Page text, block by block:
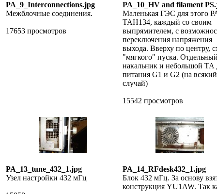
PA_9_Interconnections.jpg
Межблочные соединения.
17653 просмотров
PA_10_HV and filament
Маленькая ГЭС для этого
ТАН134, каждый со своим
выпрямителем, с
переключения напряжения
выхода. Вверху по центру,
"мягкого" пуска.
накальник и небольшой ТА
питания G1 и G2 (на всякий
случай)
15542 просмотров
PA_13_tune_432_1.jpg
Узел настройки 432 мГц
PA_14_RFdesk432_1.jpg
Блок 432 мГц. За основу
конструкция YU1AW. Так